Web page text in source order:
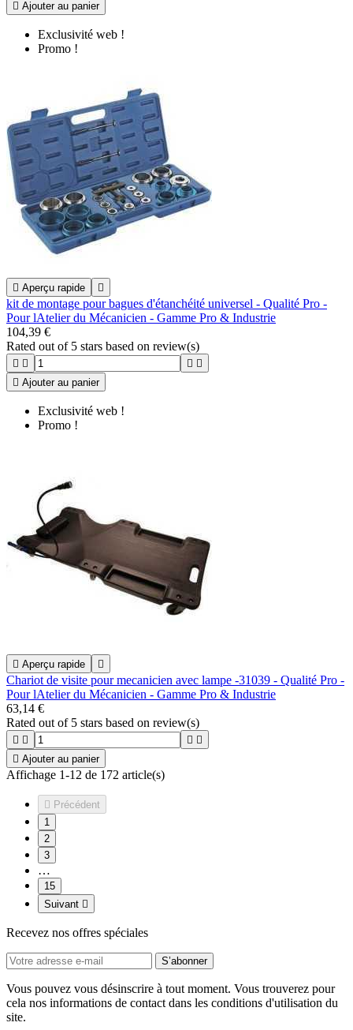
 Ajouter au panier
Exclusivité web !
Promo !
 Aperçu rapide 
kit de montage pour bagues d'étanchéité universel - Qualité Pro -
Pour lAtelier du Mécanicien - Gamme Pro & Industrie
104,39 €
Rated out of 5 stars based on review(s)
   
 Ajouter au panier
Exclusivité web !
Promo !
 Aperçu rapide 
Chariot de visite pour mecanicien avec lampe -31039 - Qualité Pro -
Pour lAtelier du Mécanicien - Gamme Pro & Industrie
63,14 €
Rated out of 5 stars based on review(s)
   
 Ajouter au panier
Affichage 1-12 de 172 article(s)
 Précédent
1
2
3
…
15
Suivant 
Recevez nos offres spéciales
Vous pouvez vous désinscrire à tout moment. Vous trouverez pour
cela nos informations de contact dans les conditions d'utilisation du
site.